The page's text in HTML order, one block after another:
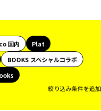
国内
Plat
BOOKS スペシャルコラボ
絞り込み条件を追加